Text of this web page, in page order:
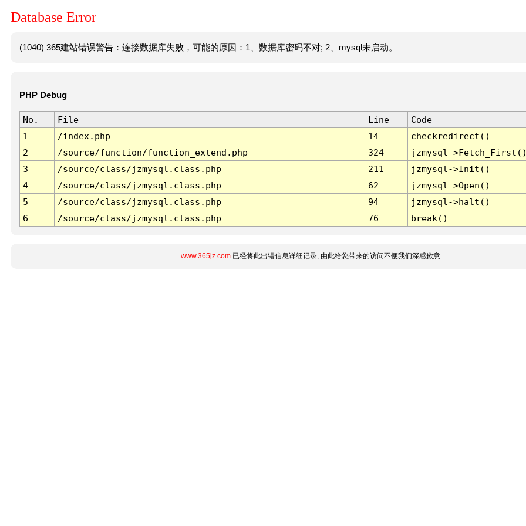
Database Error
(1040) 365建站错误警告：连接数据库失败，可能的原因：1、数据库密码不对; 2、mysql未启动。
PHP Debug
No. File Line
Code
1
/index.php 14
checkredirect()
2
/source/function/function_extend.php 324
jzmysql-
3
/source/class/jzmysql.class.php 211
jzmysql->Init()
4
/source/class/jzmysql.class.php 62
jzmysql->Open()
5
/source/class/jzmysql.class.php 94
jzmysql->halt()
6
/source/class/jzmysql.class.php 76 break()
www.365jz.com已经将此出错信息详细记录, 由此给您带来的访问不便我们深感歉意.